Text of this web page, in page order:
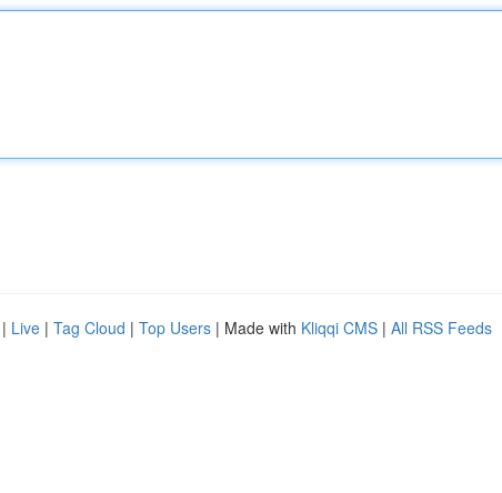
| Live | Tag Cloud | Top Users | Made with Kliqqi CMS | All RSS Feeds